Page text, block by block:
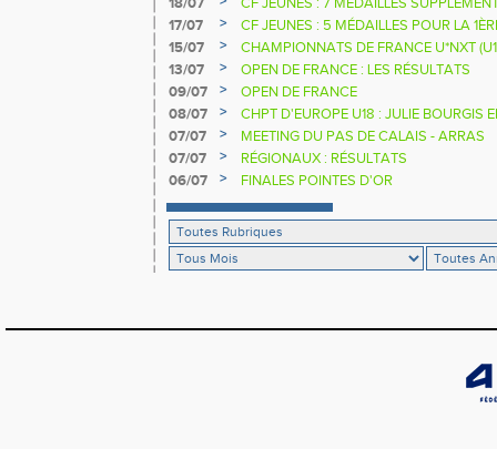
17/07
>
CF JEUNES : 5 MÉDAILLES POUR LA
15/07
>
CHAMPIONNATS DE FRANCE U*NXT
13/07
>
OPEN DE FRANCE : LES RÉSULTATS
09/07
>
OPEN DE FRANCE
08/07
>
CHPT D'EUROPE U18 : JULIE BOURGIS
07/07
>
MEETING DU PAS DE CALAIS - ARRAS
07/07
>
RÉGIONAUX : RÉSULTATS
06/07
> FINALES POINTES D'OR